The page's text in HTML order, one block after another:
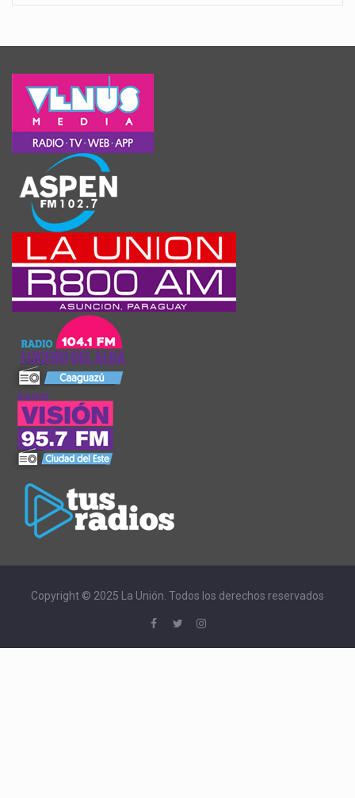
Copyright © 2025 La Unión. Todos los derechos reservados